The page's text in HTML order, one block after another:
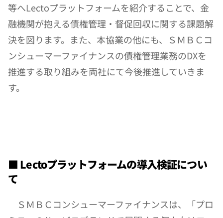
等へLectoプラットフォームを紹介することで、金
融機関が抱える債権管理・督促回収に関する課題解
決を図ります。また、本協業の他にも、ＳＭＢＣコ
ンシューマーファイナンスの債権管理業務のDXを
推進する取り組みを両社にて今後推進していきま
す。
■ Lectoプラットフォームの導入検証につい
て
ＳＭＢＣコンシューマーファイナンスは、「プロ